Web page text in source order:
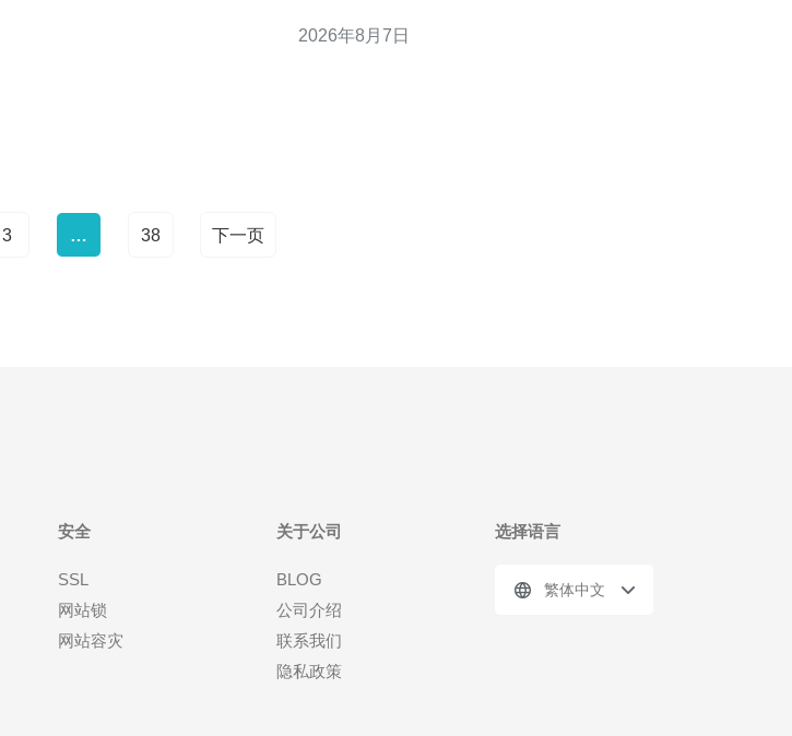
质量、路由策略与合规要求展开，提供可执行的优化
2026年8月7日
3 … 38 下一页
安全
SSL
网站锁
网站容灾
关于公司
BLOG
公司介绍
联系我们
隐私政策
选择语言
繁体中文